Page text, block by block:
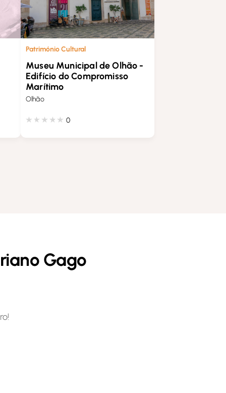
Património Cultural
Museu Municipal de Olhão -
Edifício do Compromisso
Marítimo
Olhão
0
Gago